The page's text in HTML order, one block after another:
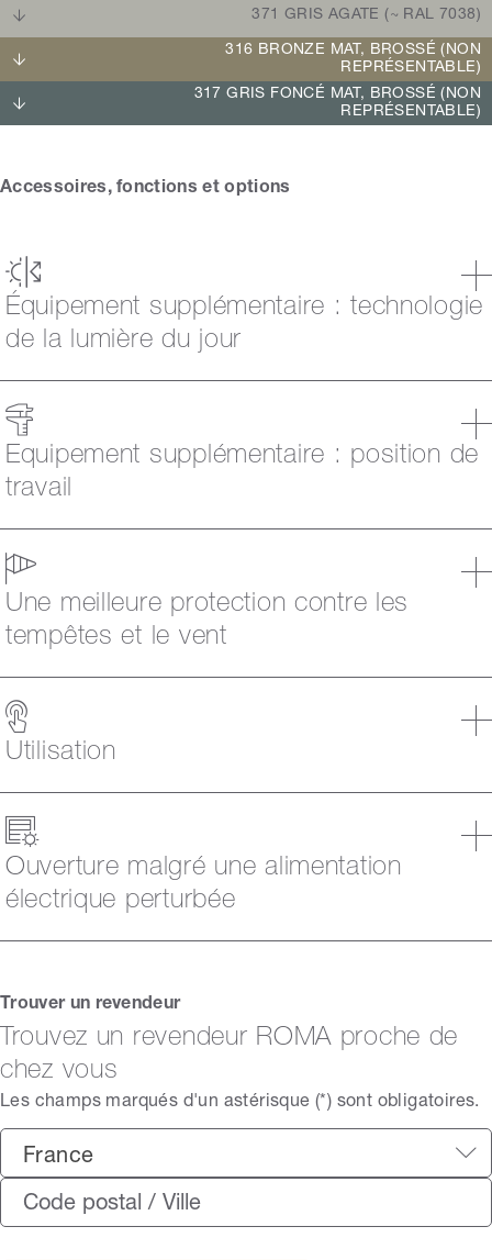
371 GRIS AGATE (~ RAL 7038)
316 BRONZE MAT, BROSSÉ (NON
REPRÉSENTABLE)
317 GRIS FONCÉ MAT, BROSSÉ (NON
REPRÉSENTABLE)
Accessoires, fonctions et options
Équipement supplémentaire : technologie
de la lumière du jour
Equipement supplémentaire : position de
travail
Une meilleure protection contre les
tempêtes et le vent
Utilisation
Ouverture malgré une alimentation
électrique perturbée
Trouver un revendeur
Trouvez un revendeur ROMA proche de
chez vous
Les champs marqués d'un astérisque (*) sont obligatoires.
France